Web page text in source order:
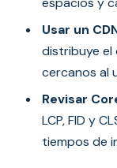
Usar un
distribuye el
cercanos al
Revisar
LCP, FID y
tiempos de